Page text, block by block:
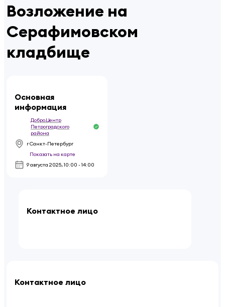
Возложение на
Серафимовском
кладбище
Основная
информация
Добро.Центр
Петроградского
района
г Санкт-Петербург
Показать на карте
9 августа 2025,10:00 - 14:00
Контактное лицо
Контактное лицо